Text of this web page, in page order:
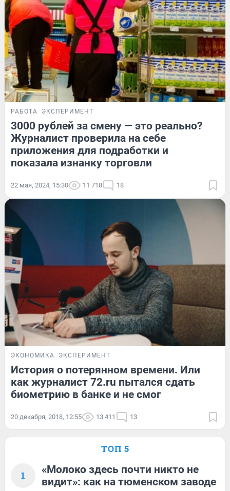
РАБОТА ЭКСПЕРИМЕНТ
3000 рублей за смену — это реально?
Журналист проверила на себе
приложения для подработки и
показала изнанку торговли
22 мая, 2024, 15:30 11 718 18
ЭКОНОМИКА ЭКСПЕРИМЕНТ
История о потерянном времени. Или
как журналист 72.ru пытался сдать
биометрию в банке и не смог
20 декабря, 2018, 12:55 13 411 13
ТОП 5
1
«Молоко здесь почти никто не
видит»: как на тюменском заводе